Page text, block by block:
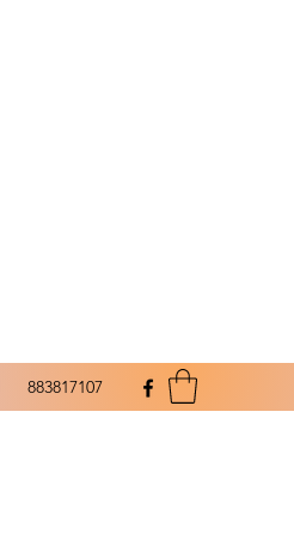
883817107